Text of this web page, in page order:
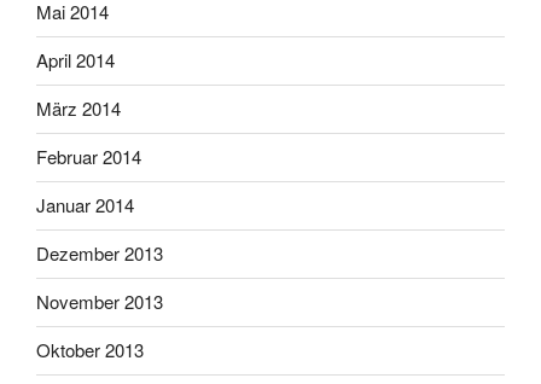
Mai 2014
April 2014
März 2014
Februar 2014
Januar 2014
Dezember 2013
November 2013
Oktober 2013